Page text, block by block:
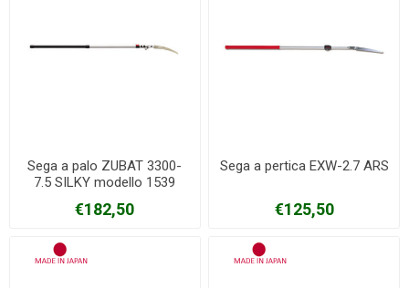
Sega a palo ZUBAT 3300-
7.5 SILKY modello 1539
€182,50
Sega a pertica EXW-2.7 ARS
€125,50